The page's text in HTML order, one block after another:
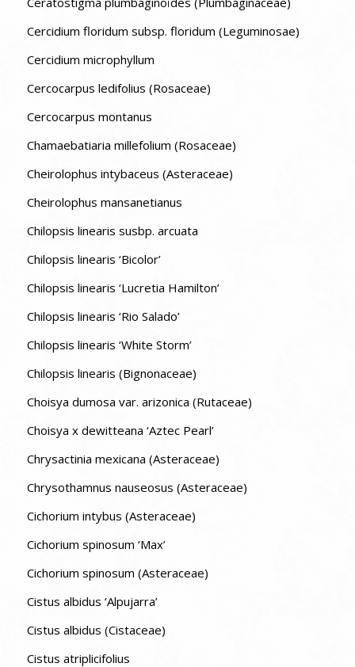
Cercidium floridum subsp. floridum (Leguminosae)
Cercidium microphyllum
Cercocarpus ledifolius (Rosaceae)
Cercocarpus montanus
Chamaebatiaria millefolium (Rosaceae)
Cheirolophus intybaceus (Asteraceae)
Cheirolophus mansanetianus
Chilopsis linearis susbp. arcuata
Chilopsis linearis ‘Bicolor’
Chilopsis linearis ‘Lucretia Hamilton’
Chilopsis linearis ‘Rio Salado’
Chilopsis linearis ‘White Storm’
Chilopsis linearis (Bignonaceae)
Choisya dumosa var. arizonica (Rutaceae)
Choisya x dewitteana ‘Aztec Pearl’
Chrysactinia mexicana (Asteraceae)
Chrysothamnus nauseosus (Asteraceae)
Cichorium intybus (Asteraceae)
Cichorium spinosum ‘Max’
Cichorium spinosum (Asteraceae)
Cistus albidus ‘Alpujarra’
Cistus albidus (Cistaceae)
Cistus atriplicifolius